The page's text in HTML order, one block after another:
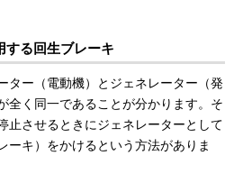
する回生ブレーキ
ー（電動機）とジェネレーター（発
全く同一であることが分かります。そ
止させるときにジェネレーターとして
ーキ）をかけるという方法がありま